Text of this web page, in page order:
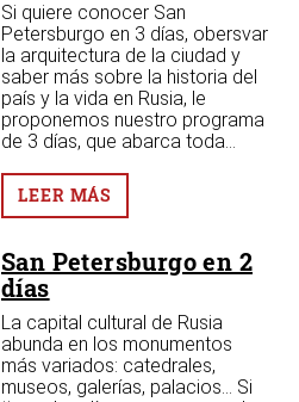
Si quiere conocer San
Petersburgo en 3 días, obersvar
la arquitectura de la ciudad y
saber más sobre la historia del
país y la vida en Rusia, le
proponemos nuestro programa
de 3 días, que abarca toda...
LEER MÁS
San Petersburgo en 2
días
La capital cultural de Rusia
abunda en los monumentos
más variados: catedrales,
museos, galerías, palacios... Si